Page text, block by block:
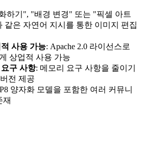
하기", "배경 변경" 또는 "픽셀 아트
같은 자연어 지시를 통한 이미지 편집
사용 가능: Apache 2.0 라이선스로
상업적 사용 가능
구 사항: 메모리 요구 사항을 줄이기
전 제공
양자화 모델을 포함한 여러 커뮤니
재